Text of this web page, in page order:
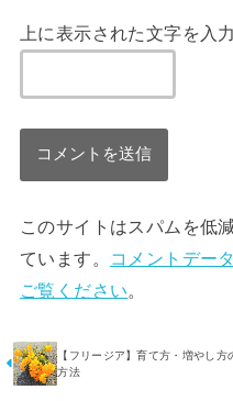
上に表示された文字を入
このサイトはスパムを低
ています。
コメントデー
ご覧ください。
【フリージア】育て方・増やし方
方法